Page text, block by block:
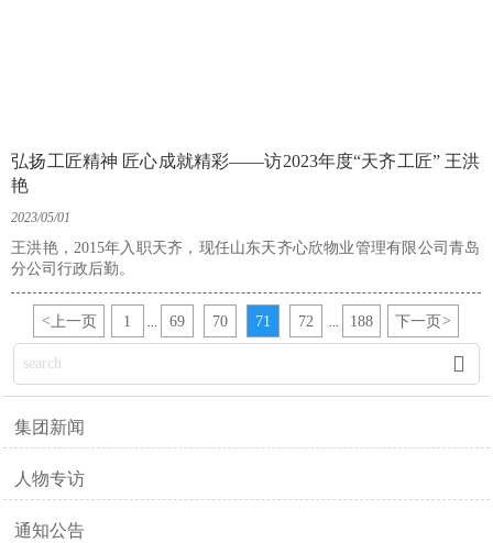
弘扬工匠精神 匠心成就精彩——访2023年度“天齐工匠” 王洪
艳
2023/05/01
王洪艳，2015年入职天齐，现任山东天齐心欣物业管理有限公司青岛
分公司行政后勤。
<上一页 1 ... 69 70 71 72 ... 188 下一页 >

集团新闻
人物专访
通知公告